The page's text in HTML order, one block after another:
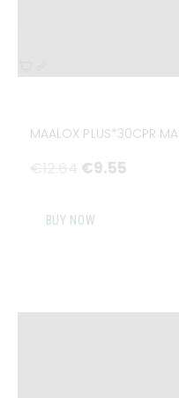
MAALOX PLUS*30CPR
€9.55
BUY NOW